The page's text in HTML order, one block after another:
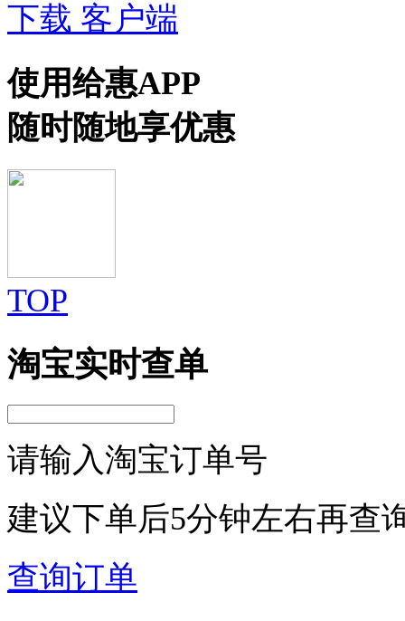
下载 客户端
使用给惠APP
随时随地享优惠
TOP
淘宝实时查单
请输入淘宝订单号
建议下单后5分钟左右再查
查询订单